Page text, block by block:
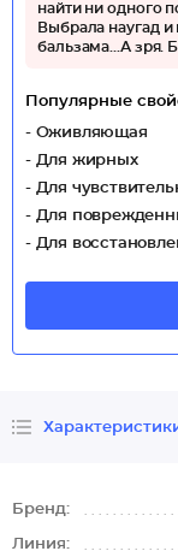
найти ни одного
Выбрала наугад
бальзама...А зря.
Популярные
- Оживляющая
- Для жирных
- Для
- Для
Бренд:
Линия: